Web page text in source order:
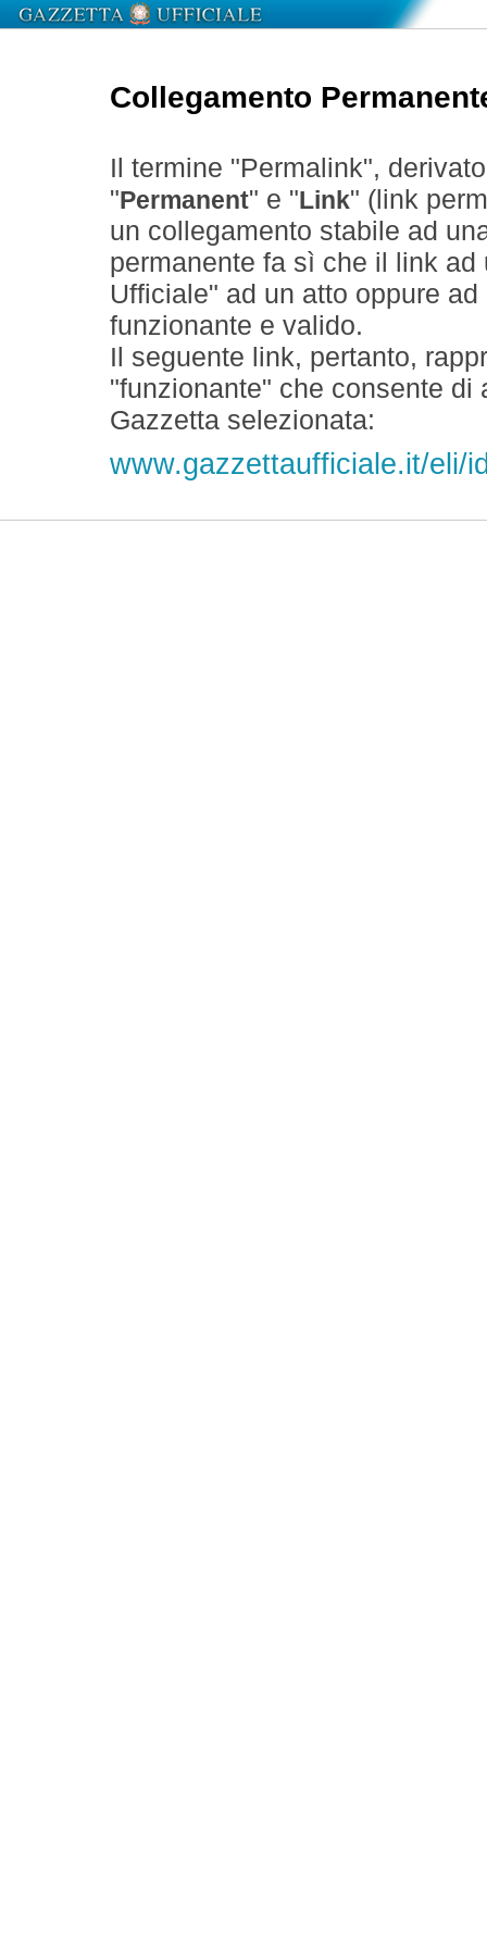
Collegamento
Il termine "Permalink",
" Permanent" e " Link" (link
un collegamento stabile ad
permanente fa sì che il link
Ufficiale" ad un atto oppure
funzionante e valido.
Il seguente link, pertanto,
"funzionante" che consente
Gazzetta selezionata:
www.gazzettaufficiale.it/eli/